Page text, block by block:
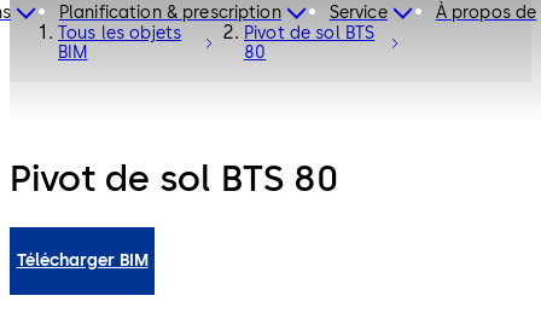
Planification & prescription Service
À propos de
Tous les objets
BIM
Pivot de sol BTS
80
Pivot de sol BTS 80
Télécharger BIM